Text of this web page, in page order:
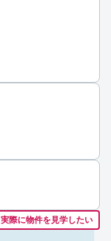
実際に物件を見学したい